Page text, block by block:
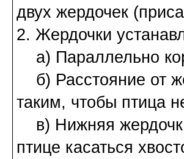
двух жердочек
2. Жердочки
а) Параллельно
б) Расстояние от
таким, чтобы птица
в) Нижняя
птице касаться